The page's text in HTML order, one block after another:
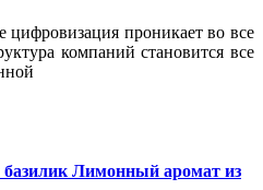
цифровизация проникает во все
компаний становится все
Лимонный аромат из